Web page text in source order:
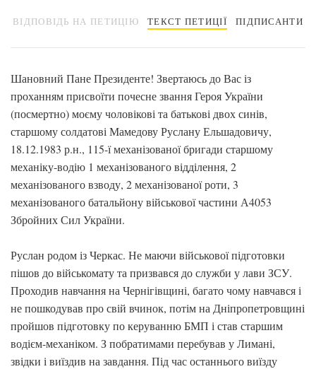
ВІДПОВІДЬ НА ПЕТИЦІЮ ТЕКСТ ПЕТИЦІЇ ПІДПИСАНТИ
Шановний Пане Президенте! Звертаюсь до Вас із
проханням присвоїти почесне звання Героя України
(посмертно) моєму чоловікові та батькові двох синів,
старшому солдатові Мамедову Руслану Ельшадовичу,
18.12.1983 р.н., 115-ї механізованої бригади старшому
механіку-водію 1 механізованого відділення, 2
механізованого взводу, 2 механізованої роти, 3
механізованого батальйону військової частини А4053
Збройних Сил України.
Руслан родом із Черкас. Не маючи військової підготовки
пішов до військомату та призвався до служби у лави ЗСУ.
Проходив навчання на Чернігівщині, багато чому навчався і
не пошкодував про свій вчинок, потім на Дніпропетровщині
пройшов підготовку по керуванню БМП і став старшим
водієм-механіком. З побратимами перебував у Лимані,
звідки і виїздив на завдання. Під час останнього виїзду